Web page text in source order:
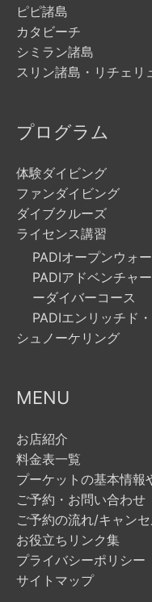
ピピ諸島
カタビーチ
シミラン諸島
スリン諸島・リチェリ
プログラム
体験ダイビング
ファンダイビング
ダイブクルーズ
ライセンス講習
PADIオープンウォ
PADIアドベンチャ
ーダイバーコース
PADIエンリッチド
シュノーケリング
MENU
お店紹介
料金表一覧
プーケットの基本情報
ご予約・お問い合わせ
ご予約の流れ/キャン
お役立ちリンク集
プライバシーポリシー
サイトマップ